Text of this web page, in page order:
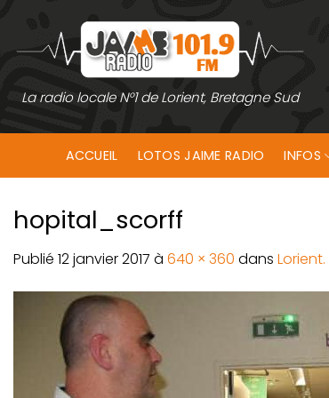
contenu
La radio locale N°1 de Lorient, Bretagne Sud
ACCUEIL LOTOS JAIME RADIO INFOS
hopital_scorff
Publié 12 janvier 2017 à 640 × 360 dans